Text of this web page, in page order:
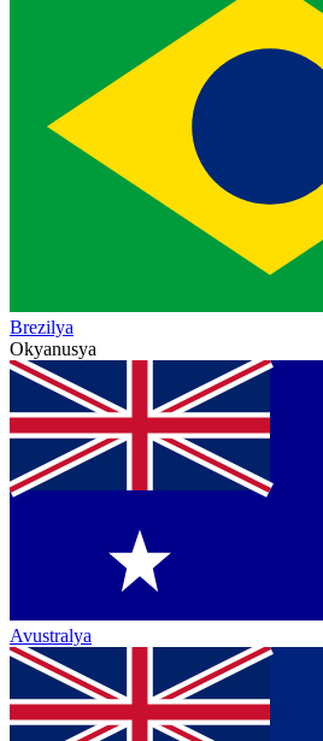
Brezilya
Okyanusya
Avustralya